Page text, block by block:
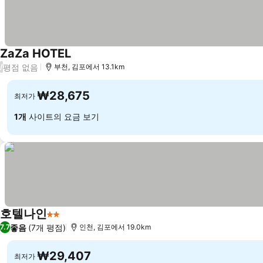
ZaZa HOTEL
/평점 없음 부천, 김포에서 13.1km
최저가 ₩28,675
1개 사이트의 요금 보기
호텔나인2 성급
7.7좋음 (7개 평점) 인천, 김포에서 19.0km
최저가 ₩29,407